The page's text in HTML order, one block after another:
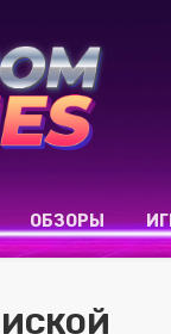
ОБЗОРЫ